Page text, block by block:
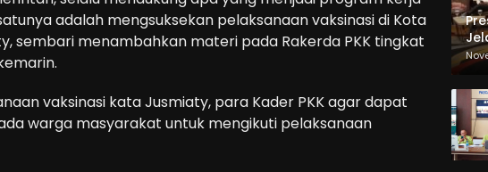
adalah mengsuksekan pelaksanaan vaksinasi di Kota
sembari menambahkan materi pada Rakerda PKK tingkat
vaksinasi kata Jusmiaty, para Kader PKK agar dapat
warga masyarakat untuk mengikuti pelaksanaan